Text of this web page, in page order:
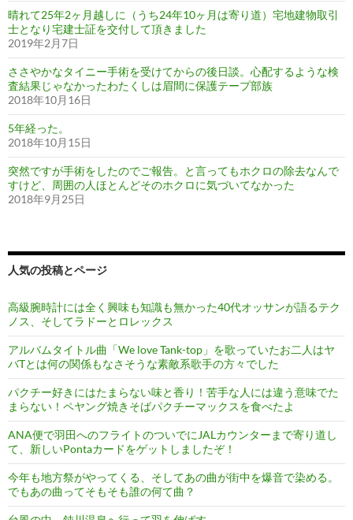
晴れて25年2ヶ月越しに（うち24年10ヶ月は寄り道）宅地建物取引
士となり宅建士証を交付して頂きました
2019年2月7日
ささやかなタイニー手術を受けてからの後日談。心配するような検
査結果じゃなかったわたくしは眉間に保護テープ部族
2018年10月16日
5年経った。
2018年10月15日
突然ですが手術をしたのでご報告。と言ってもホクロの除去なんで
すけど、周囲の人ほとんどそのホクロに気づいてなかった
2018年9月25日
人気の投稿とページ
高級腕時計には全く興味も知識も無かった40代オッサンが語るテク
ノス、そしてラドーとロレックス
アルバムタイトル曲「We love Tank-top」を歌っていたお二人はヤ
バTとは何の関係もなさそうな素敵系歌手の方々でした
パクチー好きにはたまらない味と香り！苦手な人には違う意味でた
まらない！ペヤング焼きそばパクチーマックスを食べたよ
ANA便で羽田へのフライトのついでにJALカウンターまで寄り道し
て、新しいPontaカードをゲットしましたぞ！
今年も地方祭がやってくる、そしてあの曲が街中を爆音で染める。
でもあの曲ってそもそも誰の何て曲？